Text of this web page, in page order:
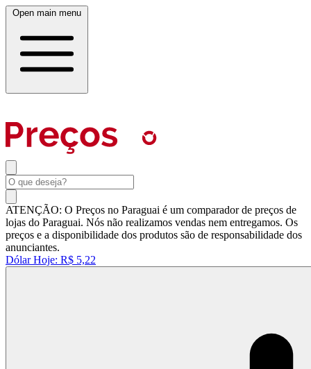
Open main menu
ATENÇÃO: O Preços no Paraguai é um comparador de preços de
lojas do Paraguai. Nós não realizamos vendas nem entregamos. Os
preços e a disponibilidade dos produtos são de responsabilidade dos
anunciantes.
Dólar Hoje: R$ 5,22